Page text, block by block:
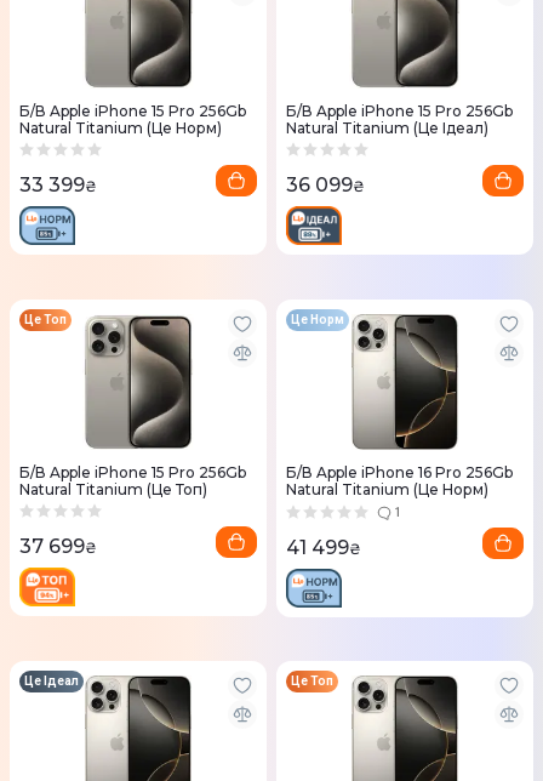
Б/В Apple iPhone 15 Pro 256Gb
Natural Titanium (Це Норм)
33 399₴
Б/В Apple iPhone 15 Pro 256Gb
Natural Titanium (Це Ідеал)
36 099₴
Б/В Apple iPhone 15 Pro 256Gb
Natural Titanium (Це Топ)
Це Топ
37 699₴
Б/В Apple iPhone 16 Pro 256Gb
Natural Titanium (Це Норм)
1
Це Норм
41 499₴
Це Ідеал Це Топ